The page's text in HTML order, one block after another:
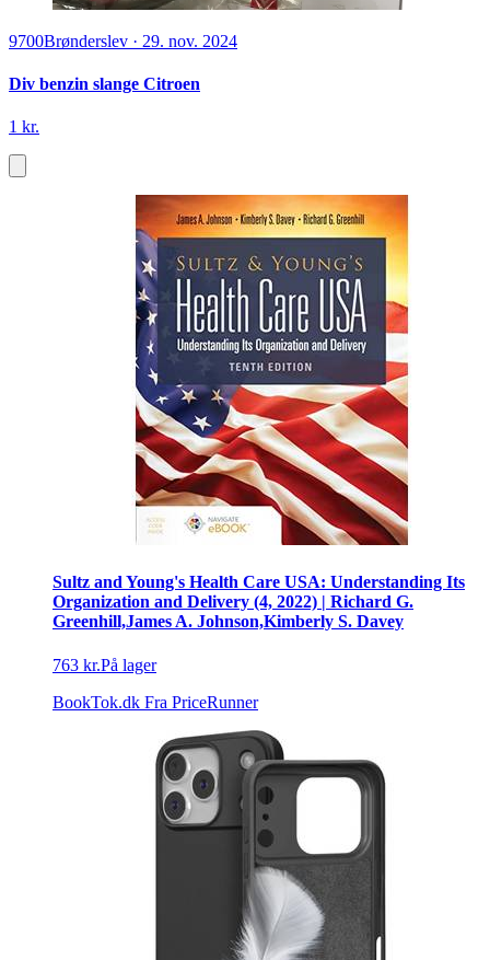
9700Brønderslev · 29. nov. 2024
Div benzin slange Citroen
1 kr.
Sultz and Young's Health Care USA: Understanding Its
Organization and Delivery (4, 2022) | Richard G.
Greenhill,James A. Johnson,Kimberly S. Davey
763 kr.På lager
BookTok.dk Fra PriceRunner